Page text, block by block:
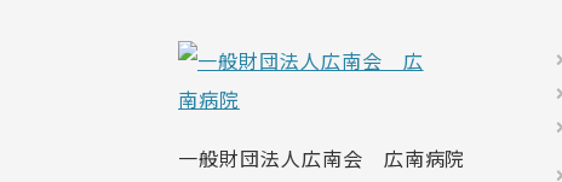
一般財団法人広南会 広南病院